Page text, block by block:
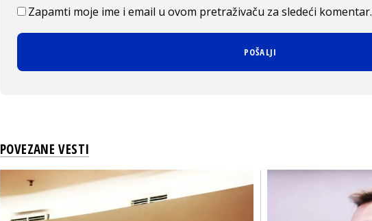
Zapamti moje ime i email u ovom pretraživaču za sledeći komentar.
POVEZANE VESTI